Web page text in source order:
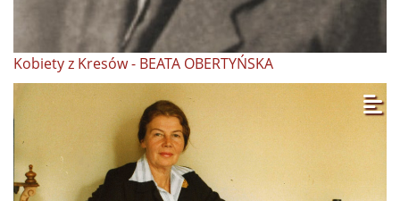
Kobiety z Kresów - BEATA OBERTYŃSKA